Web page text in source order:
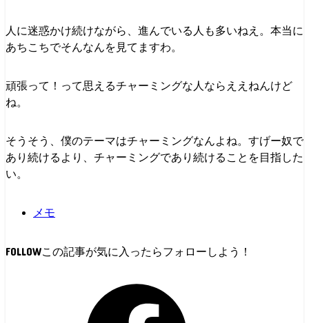
人に迷惑かけ続けながら、進んでいる人も多いねえ。本当に
あちこちでそんなんを見てますわ。
頑張って！って思えるチャーミングな人ならええねんけど
ね。
そうそう、僕のテーマはチャーミングなんよね。すげー奴で
あり続けるより、チャーミングであり続けることを目指した
い。
メモ
FOLLOW